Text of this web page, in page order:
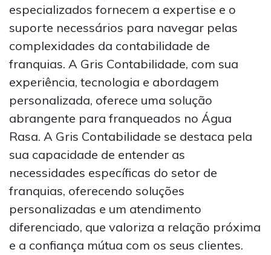
especializados fornecem a expertise e o
suporte necessários para navegar pelas
complexidades da contabilidade de
franquias. A Gris Contabilidade, com sua
experiência, tecnologia e abordagem
personalizada, oferece uma solução
abrangente para franqueados no Água
Rasa. A Gris Contabilidade se destaca pela
sua capacidade de entender as
necessidades específicas do setor de
franquias, oferecendo soluções
personalizadas e um atendimento
diferenciado, que valoriza a relação próxima
e a confiança mútua com os seus clientes.